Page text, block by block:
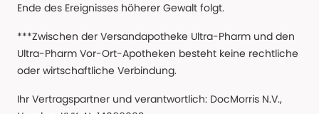
Ende des Ereignisses höherer Gewalt folgt.
***Zwischen der Versandapotheke Ultra-Pharm und den
Ultra-Pharm Vor-Ort-Apotheken besteht keine rechtliche
oder wirtschaftliche Verbindung.
Ihr Vertragspartner und verantwortlich: DocMorris N.V.,